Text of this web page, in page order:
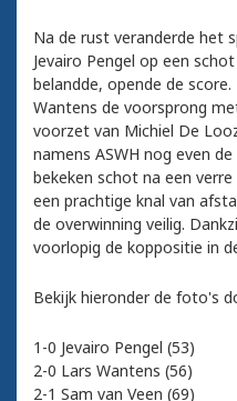
Na de rust veranderde het
Jevairo Pengel op een
belandde, opende de
Wantens de voorsprong
voorzet van Michiel De
namens ASWH nog even
bekeken schot na een
een prachtige knal van
de overwinning veilig.
voorlopig de koppositie in
Bekijk hieronder de foto's
1-0 Jevairo Pengel (53)
2-0 Lars Wantens (56)
2-1 Sam van Veen (69)